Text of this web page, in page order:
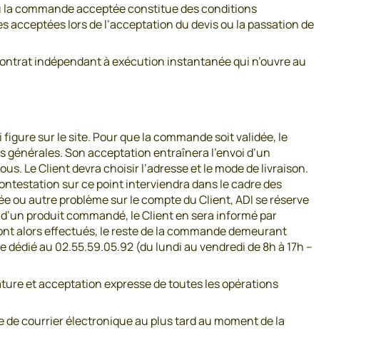
commande acceptée constitue des conditions
lors de l’acceptation du devis ou la passation de
indépendant à exécution instantanée qui n’ouvre au
sur le site. Pour que la commande soit validée, le
Son acceptation entraînera l’envoi d’un
Le Client devra choisir l’adresse et le mode de livraison.
sur ce point interviendra dans le cadre des
autre problème sur le compte du Client, ADI se réserve
produit commandé, le Client en sera informé par
alors effectués, le reste de la commande demeurant
au 02.55.59.05.92 (du lundi au vendredi de 8h à 17h –
et acceptation expresse de toutes les opérations
courrier électronique au plus tard au moment de la